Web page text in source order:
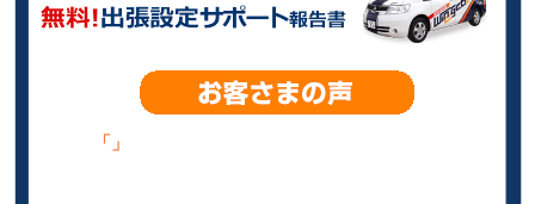
「」